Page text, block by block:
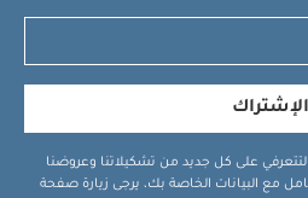
الإشتراك
لتتعرفي على كل جديد من تشكيلاتنا وعروضنا
مع البيانات الخاصة بك، يرجى زيارة صفحة